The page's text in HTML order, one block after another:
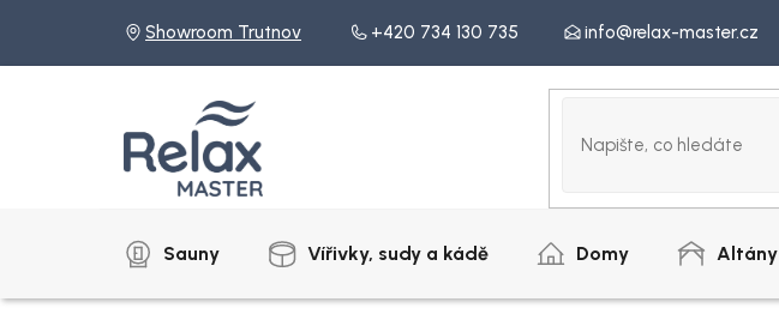
obsah
Showroom Trutnov +420 734 130 735 info@relax-master.cz
Sauny Vířivky, sudy a kádě Domy Altány